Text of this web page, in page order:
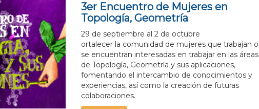
3er Encuentro de Mujeres en
Topología, Geometría
29 de septiembre al 2 de octubre
ortalecer la comunidad de mujeres que trabajan o
se encuentran interesadas en trabajar en las áreas
de Topología, Geometría y sus aplicaciones,
fomentando el intercambio de conocimientos y
experiencias, así como la creación de futuras
colaboraciones.